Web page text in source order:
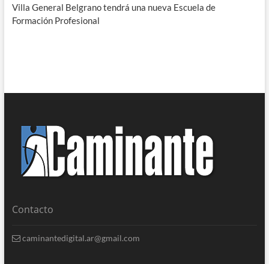
Villa General Belgrano tendrá una nueva Escuela de
Formación Profesional
Contacto
caminantedigital.ar@gmail.com